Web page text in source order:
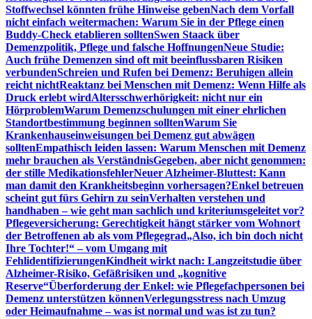
Stoffwechsel könnten frühe Hinweise gebenNach dem Vorfall
nicht einfach weitermachen: Warum Sie in der Pflege einen
Buddy-Check etablieren solltenSwen Staack über
Demenzpolitik, Pflege und falsche HoffnungenNeue Studie:
Auch frühe Demenzen sind oft mit beeinflussbaren Risiken
verbundenSchreien und Rufen bei Demenz: Beruhigen allein
reicht nichtReaktanz bei Menschen mit Demenz: Wenn Hilfe als
Druck erlebt wirdAltersschwerhörigkeit: nicht nur ein
HörproblemWarum Demenzschulungen mit einer ehrlichen
Standortbestimmung beginnen solltenWarum Sie
Krankenhauseinweisungen bei Demenz gut abwägen
solltenEmpathisch leiden lassen: Warum Menschen mit Demenz
mehr brauchen als VerständnisGegeben, aber nicht genommen:
der stille MedikationsfehlerNeuer Alzheimer-Bluttest: Kann
man damit den Krankheitsbeginn vorhersagen?Enkel betreuen
scheint gut fürs Gehirn zu seinVerhalten verstehen und
handhaben – wie geht man sachlich und kriteriumsgeleitet vor?
Pflegeversicherung: Gerechtigkeit hängt stärker vom Wohnort
der Betroffenen ab als vom Pflegegrad„Also, ich bin doch nicht
Ihre Tochter!“ – vom Umgang mit
FehlidentifizierungenKindheit wirkt nach: Langzeitstudie über
Alzheimer-Risiko, Gefäßrisiken und „kognitive
Reserve“Überforderung der Enkel: wie Pflegefachpersonen bei
Demenz unterstützen könnenVerlegungsstress nach Umzug
oder Heimaufnahme – was ist normal und was ist zu tun?